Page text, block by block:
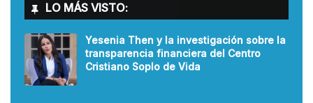
LO MÁS VISTO:
Yesenia Then y la investigación sobre la
transparencia financiera del Centro
Cristiano Soplo de Vida